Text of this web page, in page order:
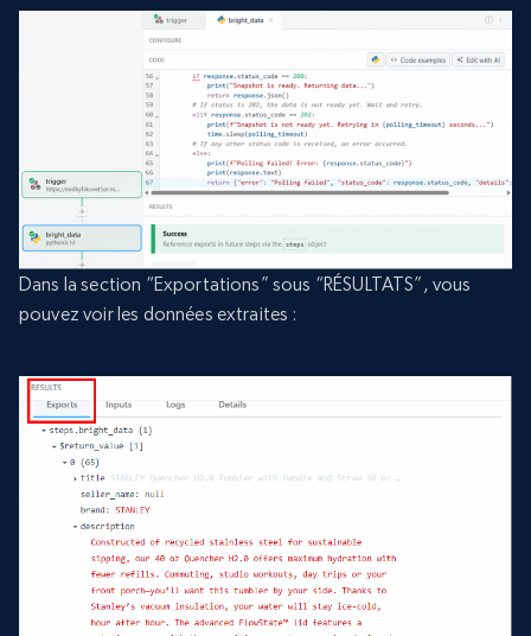
Dans la section “Exportations” sous “RÉSULTATS”, vous
pouvez voir les données extraites :